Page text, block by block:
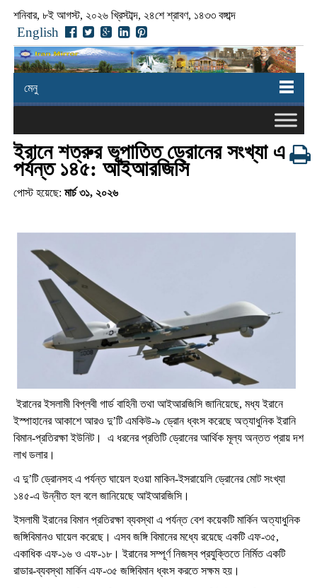
শনিবার, ৮ই আগস্ট, ২০২৬ খ্রিস্টাব্দ, ২৪শে শ্রাবণ, ১৪৩৩ বঙ্গাব্দ
English
মেনু
ইরানে শত্রুর ভূপাতিত ড্রোনের সংখ্যা এ
পর্যন্ত ১৪৫: আইআরজিসি
পোস্ট হয়েছে: মার্চ ৩১, ২০২৬
ইরানের ইসলামী বিপ্লবী গার্ড বাহিনী তথা আইআরজিসি জানিয়েছে, মধ্য ইরানে
ইস্পাহানের আকাশে আরও দু’টি এমকিউ-৯ ড্রোন ধ্বংস করেছে অত্যাধুনিক ইরানি
বিমান-প্রতিরক্ষা ইউনিট। এ ধরনের প্রতিটি ড্রোনের আর্থিক মূল্য অন্তত প্রায় দশ
লাখ ডলার।
এ দু’টি ড্রোনসহ এ পর্যন্ত ঘায়েল হওয়া মাকিন-ইসরায়েলি ড্রোনের মোট সংখ্যা
১৪৫-এ উন্নীত হল বলে জানিয়েছে আইআরজিসি।
ইসলামী ইরানের বিমান প্রতিরক্ষা ব্যবস্থা এ পর্যন্ত বেশ কয়েকটি মার্কিন অত্যাধুনিক
জঙ্গিবিমানও ঘায়েল করেছে। এসব জঙ্গি বিমানের মধ্যে রয়েছে একটি এফ-৩৫,
একাধিক এফ-১৬ ও এফ-১৮। ইরানের সম্পূর্ণ নিজস্ব প্রযুক্তিতে নির্মিত একটি
রাডার-ব্যবস্থা মার্কিন এফ-৩৫ জঙ্গিবিমান ধ্বংস করতে সক্ষম হয়।